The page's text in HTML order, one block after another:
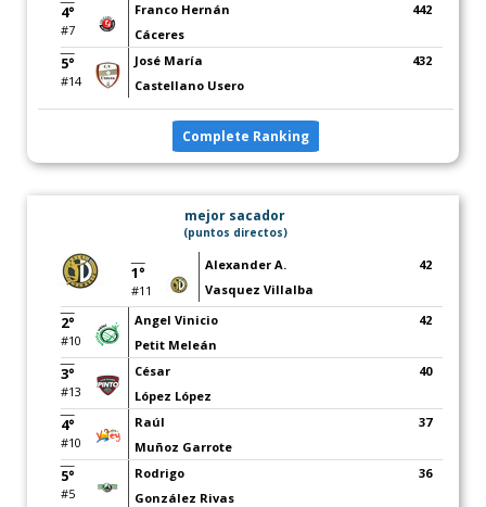
4°
#7
Franco Hernán
Cáceres
442
5°
#14
José María
Castellano Usero
432
Complete Ranking
mejor sacador
(puntos directos)
1°
#11
Alexander A.
Vasquez Villalba
42
2°
#10
Angel Vinicio
Petit Meleán
42
3°
#13
César
López López
40
4°
#10
Raúl
Muñoz Garrote
37
5°
#5
Rodrigo
González Rivas
36